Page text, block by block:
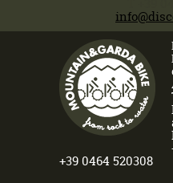
+39 0464 520308